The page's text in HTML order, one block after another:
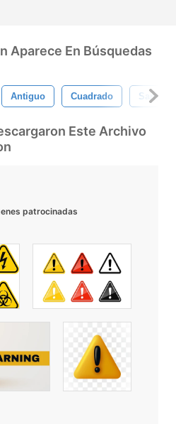
Aparece En Búsquedas
Antiguo Cuadrado Sangre
Este Archivo
patrocinadas